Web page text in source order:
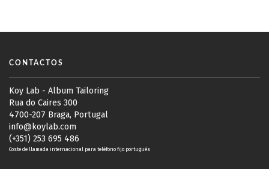
CONTACTOS
Koy Lab - Album Tailoring
Rua do Caires 300
4700-207 Braga, Portugal
info@koylab.com
(+351) 253 695 486
Coste de llamada internacional para teléfono fijo portugués